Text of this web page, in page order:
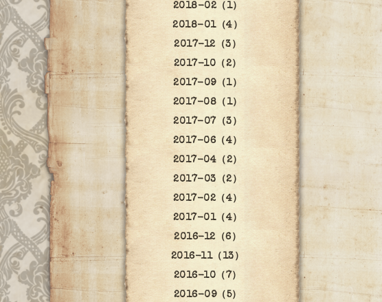
2018-02（1）
2018-01（4）
2017-12（3）
2017-10（2）
2017-09（1）
2017-08（1）
2017-07（3）
2017-06（4）
2017-04（2）
2017-03（2）
2017-02（4）
2017-01（4）
2016-12（6）
2016-11（13）
2016-10（7）
2016-09（5）